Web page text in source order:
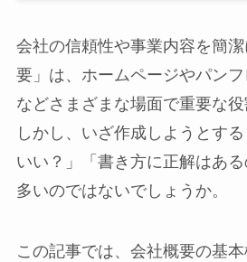
会社の信頼性や事業内容を簡
要」は、ホームページやパン
などさまざまな場面で重要な役
しかし、いざ作成しようとす
いい？」「書き方に正解はあ
多いのではないでしょうか。
この記事では、会社概要の基